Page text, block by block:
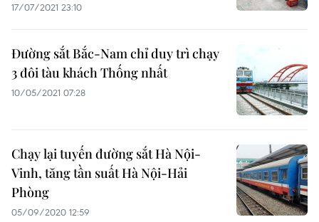
17/07/2021 23:10
Đường sắt Bắc-Nam chỉ duy trì chạy
3 đôi tàu khách Thống nhất
10/05/2021 07:28
Chạy lại tuyến đường sắt Hà Nội-
Vinh, tăng tần suất Hà Nội-Hải
Phòng
05/09/2020 12:59